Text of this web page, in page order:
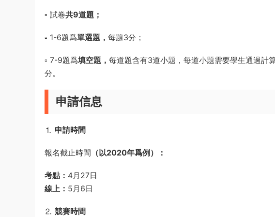
▫️ 試卷共9道題；
▫️ 1-6題爲單選題， 每題3分；
▫️ 7-9題爲填空題， 每道題含有3道小題，每道小題需要學生通過
分。
申請信息
⒈ 申請時間
報名截止時間 （以2020年爲例）：
考點： 4月27日
線上： 5月6日
⒉ 競賽時間